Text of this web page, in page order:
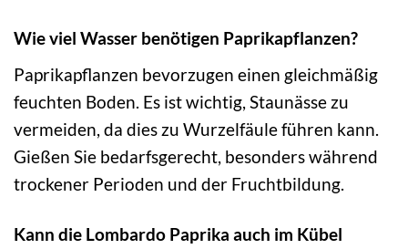
Wie viel Wasser benötigen Paprikapflanzen?
Paprikapflanzen bevorzugen einen gleichmäßig
feuchten Boden. Es ist wichtig, Staunässe zu
vermeiden, da dies zu Wurzelfäule führen kann.
Gießen Sie bedarfsgerecht, besonders während
trockener Perioden und der Fruchtbildung.
Kann die Lombardo Paprika auch im Kübel